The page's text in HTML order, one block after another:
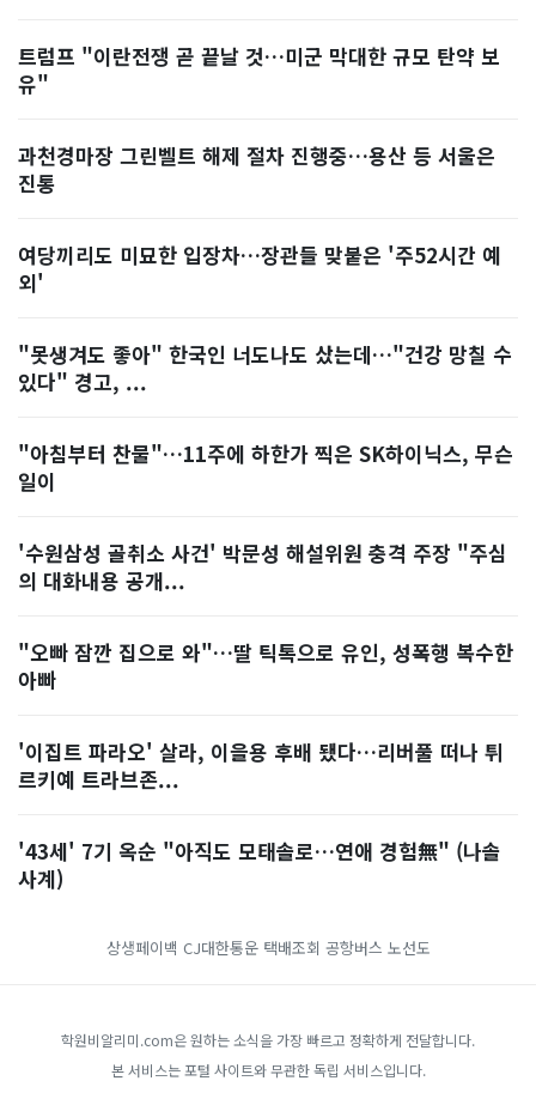
트럼프 "이란전쟁 곧 끝날 것…미군 막대한 규모 탄약 보
유"
과천경마장 그린벨트 해제 절차 진행중…용산 등 서울은
진통
여당끼리도 미묘한 입장차…장관들 맞붙은 '주52시간 예
외'
"못생겨도 좋아" 한국인 너도나도 샀는데…"건강 망칠 수
있다" 경고, ...
"아침부터 찬물"…11주에 하한가 찍은 SK하이닉스, 무슨
일이
'수원삼성 골취소 사건' 박문성 해설위원 충격 주장 "주심
의 대화내용 공개...
"오빠 잠깐 집으로 와"…딸 틱톡으로 유인, 성폭행 복수한
아빠
'이집트 파라오' 살라, 이을용 후배 됐다…리버풀 떠나 튀
르키예 트라브존...
'43세' 7기 옥순 "아직도 모태솔로…연애 경험無" (나솔
사계)
상생페이백 CJ대한통운 택배조회 공항버스 노선도
학원비알리미.com은 원하는 소식을 가장 빠르고 정확하게 전달합니다.
본 서비스는 포털 사이트와 무관한 독립 서비스입니다.